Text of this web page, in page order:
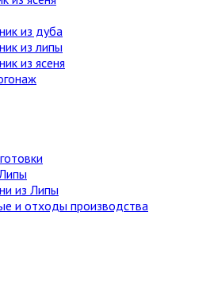
из дуба
из липы
из ясеня
из Липы
и отходы производства